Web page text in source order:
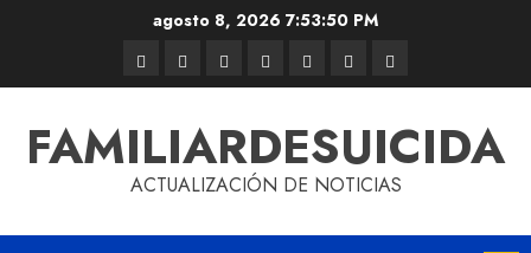
agosto 8, 2026 7:53:50 PM
FAMILIARDESUICIDA
ACTUALIZACIÓN DE NOTICIAS